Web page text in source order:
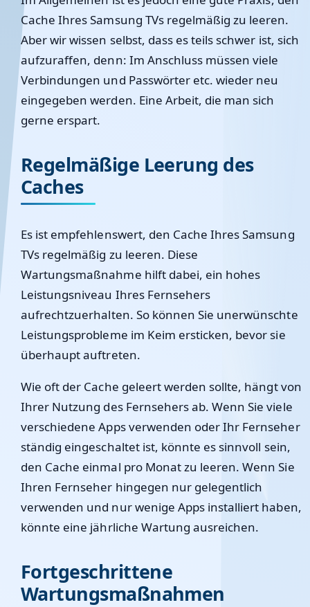
Cache Ihres Samsung TVs regelmäßig zu leeren.
Aber wir wissen selbst, dass es teils schwer ist, sich
aufzuraffen, denn: Im Anschluss müssen viele
Verbindungen und Passwörter etc. wieder neu
eingegeben werden. Eine Arbeit, die man sich
gerne erspart.
Regelmäßige Leerung des
Caches
Es ist empfehlenswert, den Cache Ihres Samsung
TVs regelmäßig zu leeren. Diese
Wartungsmaßnahme hilft dabei, ein hohes
Leistungsniveau Ihres Fernsehers
aufrechtzuerhalten. So können Sie unerwünschte
Leistungsprobleme im Keim ersticken, bevor sie
überhaupt auftreten.
Wie oft der Cache geleert werden sollte, hängt von
Ihrer Nutzung des Fernsehers ab. Wenn Sie viele
verschiedene Apps verwenden oder Ihr Fernseher
ständig eingeschaltet ist, könnte es sinnvoll sein,
den Cache einmal pro Monat zu leeren. Wenn Sie
Ihren Fernseher hingegen nur gelegentlich
verwenden und nur wenige Apps installiert haben,
könnte eine jährliche Wartung ausreichen.
Fortgeschrittene
Wartungsmaßnahmen